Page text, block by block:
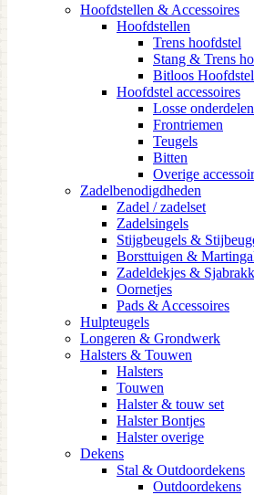
Hoofdstellen & Accessoires
Hoofdstellen
Trens hoofdstel
Stang & Trens
Bitloos Hoofdstel
Hoofdstel accessoires
Losse onderdelen
Frontriemen
Teugels
Bitten
Overige
Zadelbenodigdheden
Zadel / zadelset
Zadelsingels
Stijgbeugels &
Borsttuigen &
Zadeldekjes &
Oornetjes
Pads & Accessoires
Hulpteugels
Longeren & Grondwerk
Halsters & Touwen
Halsters
Touwen
Halster & touw set
Halster Bontjes
Halster overige
Dekens
Stal & Outdoordekens
Outdoordekens